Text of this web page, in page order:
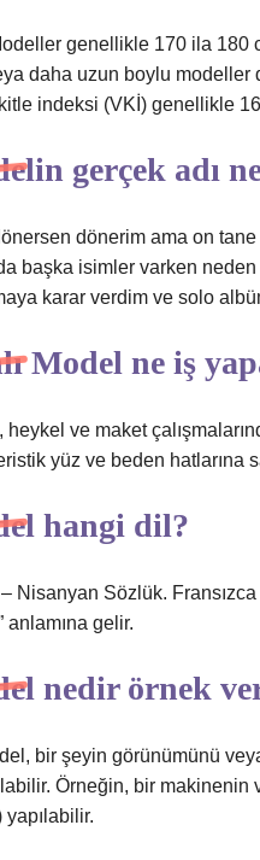
genellikle 170 ila 180
daha uzun boylu
indeksi (VKİ) genellikle 16
gerçek adı
dönerim ama on
başka isimler varken
karar verdim ve solo
Model ne iş
heykel ve maket
yüz ve beden hatlarına
hangi dil?
Nisanyan Sözlük.
anlamına gelir.
nedir örnek
bir şeyin görünümünü
Örneğin, bir makinenin
yapılabilir.